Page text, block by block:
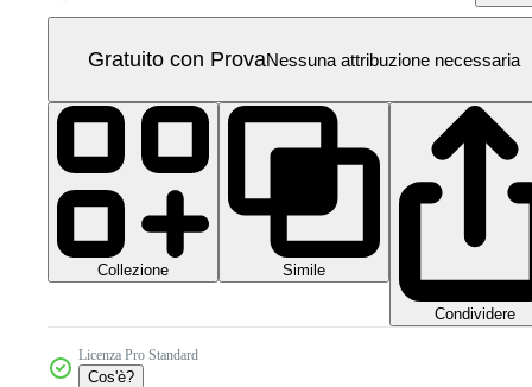
Gratuito con ProvaNessuna attribuzione necessaria
Collezione Simile
Condividere
Licenza Pro Standard
Cos'è?